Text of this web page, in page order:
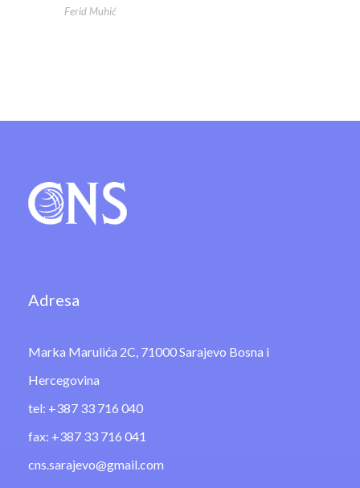
Ferid Muhić
Adresa
Marka Marulića 2C, 71000 Sarajevo Bosna i
Hercegovina
tel: +387 33 716 040
fax: +387 33 716 041
cns.sarajevo@gmail.com